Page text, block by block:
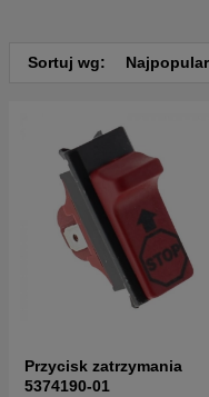
Kliknij tutaj, aby
Kliknij tutaj, aby
części dla
Kliknij tutaj, aby
części dla
Kliknij tutaj, aby
części dla
Sortuj wg:
Przycisk zatrzymania
5374190-01